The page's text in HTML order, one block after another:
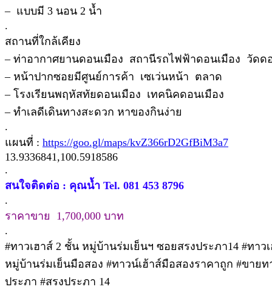
– แบบมี 3 นอน 2 น้ำ
.
สถานที่ใกล้เคียง
– ท่าอากาศยานดอนเมือง สถานีรถไฟฟ้าดอนเมือง วัดด
– หน้าปากซอยมีศูนย์การค้า เซเว่นหน้า ตลาด
– โรงเรียนพฤหัสทัยดอนเมือง เทคนิคดอนเมือง
– ทำเลดีเดินทางสะดวก หาของกินง่าย
.
แผนที่ : https://goo.gl/maps/kvZ366rD2GfBiM3a7
13.9336841,100.5918586
.
สนใจติดต่อ : คุณน้ำ Tel. 081 453 8796
.
ราคาขาย 1,700,000 บาท
.
#ทาวเฮาส์ 2 ชั้น หมู่บ้านร่มเย็นฯ ซอยสรงประภา14 #ทา
หมู่บ้านร่มเย็นมือสอง #ทาวน์เฮ้าส์มือสองราคาถูก #ขาย
ประภา #สรงประภา 14